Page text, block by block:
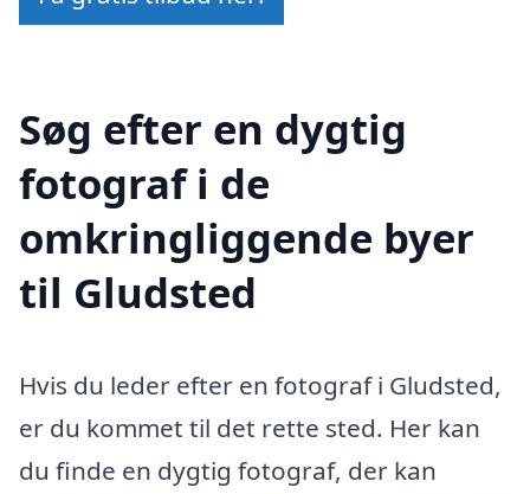
Søg efter en dygtig
fotograf i de
omkringliggende byer
til Gludsted
Hvis du leder efter en fotograf i Gludsted,
er du kommet til det rette sted. Her kan
du finde en dygtig fotograf, der kan